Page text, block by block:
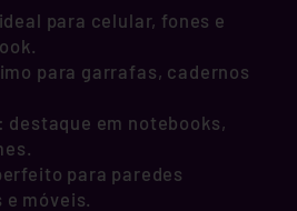
para celular, fones e
para garrafas, cadernos
: destaque em notebooks,
para paredes
móveis.